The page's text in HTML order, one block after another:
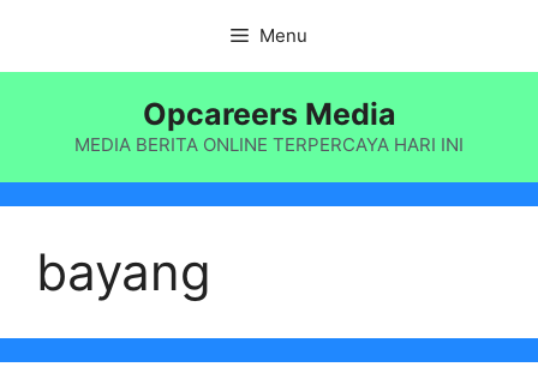
isi
Menu
Opcareers Media
MEDIA BERITA ONLINE TERPERCAYA HARI INI
bayang